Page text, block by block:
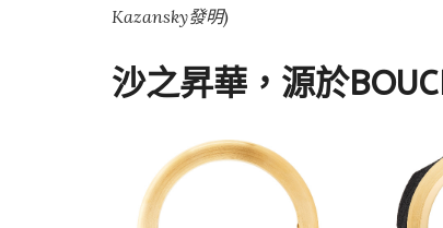
Kazansky發明)
沙之昇華，源於